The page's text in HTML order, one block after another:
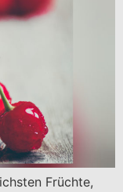
Früchte,